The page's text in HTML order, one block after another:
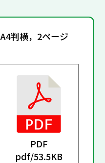
A4判横，2ページ
PDF
pdf/53.5KB